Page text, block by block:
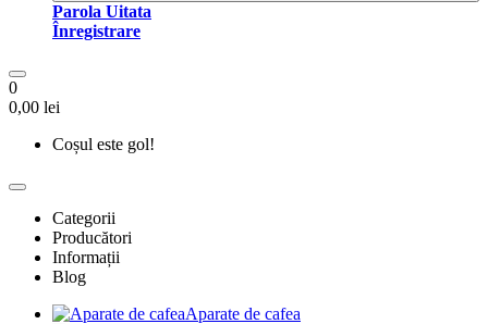
Parola Uitata
Înregistrare
0
0,00 lei
Coșul este gol!
Categorii
Producători
Informații
Blog
Aparate de cafea